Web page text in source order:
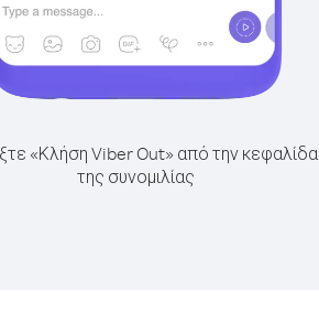
«Κλήση Viber Out» από την κεφαλίδα
της συνομιλίας